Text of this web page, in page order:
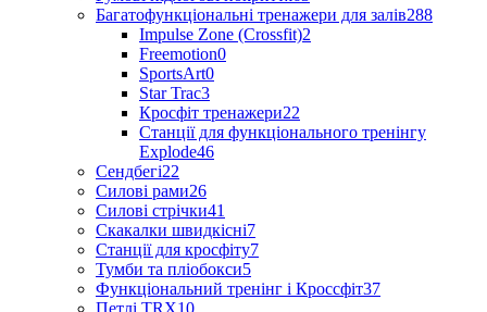
Багатофункціональні тренажери для залів288
Impulse Zone (Crossfit)2
Freemotion0
SportsArt0
Star Trac3
Кросфіт тренажери22
Станції для функціонального тренінгу
Explode46
Сендбегі22
Силові рами26
Силові стрічки41
Скакалки швидкісні7
Станції для кросфіту7
Тумби та пліобокси5
Функціональний тренінг і Кроссфіт37
Петлі TRX10